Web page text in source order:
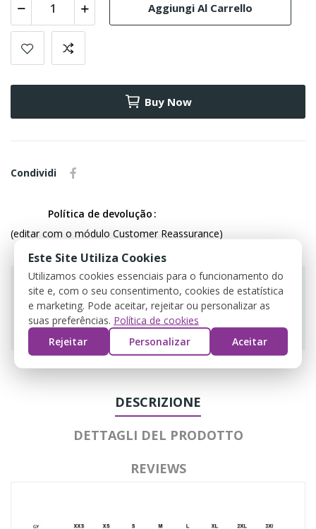
Aggiungi Al Carrello
Buy Now
Condividi
Política de devolução
(editar com o módulo Customer Reassurance)
Guarantee safe & secure checkout
DESCRIZIONE
DETTAGLI DEL PRODOTTO
REVIEWS
Este Site Utiliza Cookies
Utilizamos cookies essenciais para o funcionamento do
site e, com o seu consentimento, cookies de estatística
e marketing. Pode aceitar, rejeitar ou personalizar as
suas preferências. Política de cookies
Rejeitar
Personalizar Aceitar